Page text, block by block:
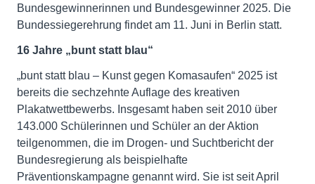
Bundesgewinnerinnen und Bundesgewinner 2025. Die
Bundessiegerehrung findet am 11. Juni in Berlin statt.
16 Jahre „bunt statt blau“
„bunt statt blau – Kunst gegen Komasaufen“ 2025 ist
bereits die sechzehnte Auflage des kreativen
Plakatwettbewerbs. Insgesamt haben seit 2010 über
143.000 Schülerinnen und Schüler an der Aktion
teilgenommen, die im Drogen- und Suchtbericht der
Bundesregierung als beispielhafte
Präventionskampagne genannt wird. Sie ist seit April